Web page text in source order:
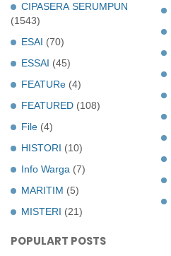
CIPASERA SERUMPUN
(1543)
ESAI (70)
ESSAI (45)
FEATURe (4)
FEATURED (108)
File (4)
HISTORI (10)
Info Warga (7)
MARITIM (5)
MISTERI (21)
POPULART POSTS